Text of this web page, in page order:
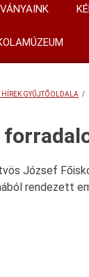
GYŰJTŐOLDALA /
József
rendezett